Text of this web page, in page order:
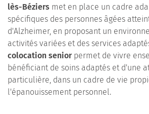
lès-Béziers met en place un cadre
spécifiques des personnes âgées
d'Alzheimer, en proposant un
activités variées et des services
colocation seniorpermet de vivre
bénéficiant de soins adaptés et d'une
particulière, dans un cadre de vie
l'épanouissement personnel.